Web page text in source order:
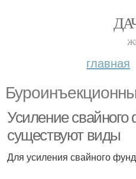
главная
Усиление
существуют виды
Для усиления свайного